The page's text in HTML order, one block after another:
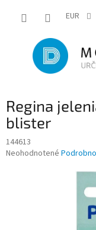
EUR
Regina
blister
144613
Priemerné
Neohodnotené